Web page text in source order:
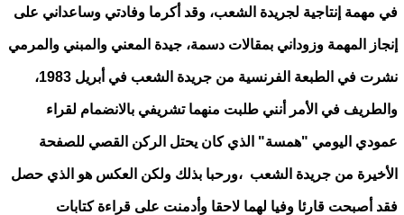
في مهمة إنتاجية لجريدة الشعب، وقد أكرما وفادتي وساعداني على
إنجاز المهمة وزوداني بمقالات دسمة، جيدة المعني والمبني والمرمي
نشرت في الطبعة الفرنسية من جريدة الشعب في أبريل 1983،
والطريف في الأمر أنني طلبت منهما تشريفي بالانضمام لقراء
عمودي اليومي "همسة" الذي كان يحتل الركن القصي للصفحة
الأخيرة من جريدة الشعب ،ورحبا بذلك ولكن العكس هو الذي حصل
فقد أصبحت قارئا وفيا لهما لاحقا وأدمنت على قراءة كتابات